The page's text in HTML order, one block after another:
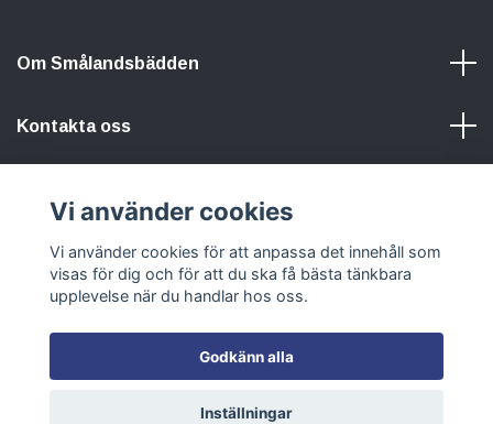
Om Smålandsbädden
Kontakta oss
Sociala medier
© 2026 Smålandsbädden
Vi använder cookies
Vi använder cookies för att anpassa det innehåll som
visas för dig och för att du ska få bästa tänkbara
upplevelse när du handlar hos oss.
Godkänn alla
Inställningar